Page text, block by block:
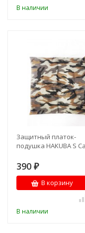
В наличии
Защитный платок-
подушка HAKUBA S
390 ₽
В корзину
В наличии